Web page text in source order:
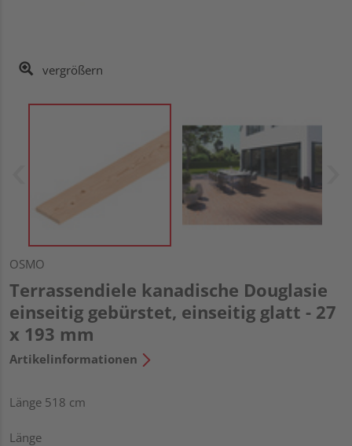
vergrößern
OSMO
Terrassendiele kanadische Douglasie
einseitig gebürstet, einseitig glatt - 27
x 193 mm
Artikelinformationen
Länge 518 cm
Länge